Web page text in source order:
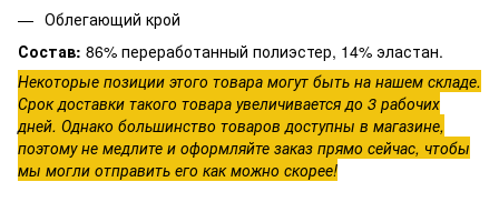
Облегающий крой
Состав: 86% переработанный полиэстер, 14% эластан.
Некоторые позиции этого товара могут быть на нашем складе.
Срок доставки такого товара увеличивается до 3 рабочих
дней. Однако большинство товаров доступны в магазине,
поэтому не медлите и оформляйте заказ прямо сейчас, чтобы
мы могли отправить его как можно скорее!